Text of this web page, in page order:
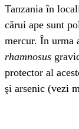
Tanzania în
cărui ape sunt
mercur. În urma
rhamnosus
protector al
şi arsenic (vezi